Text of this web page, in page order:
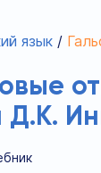
язык